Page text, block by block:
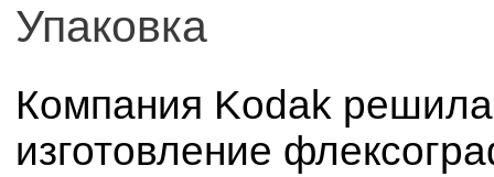
Упаковка
Компания Kodak
изготовление